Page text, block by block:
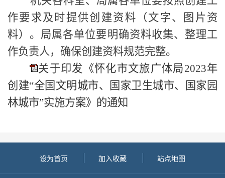
作要求及时提供创建资料（文字、图片资
料）。局属各单位要明确资料收集、整理工
作负责人，确保创建资料规范完整。
关于印发《怀化市文旅广体局2023年
创建“全国文明城市、国家卫生城市、国家园
林城市”实施方案》的通知
设为首页 加入收藏 站点地图